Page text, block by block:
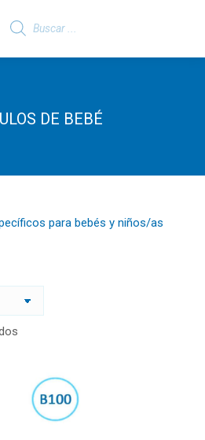
Búsqueda
de
DE BEBÉ
para bebés y niños/as